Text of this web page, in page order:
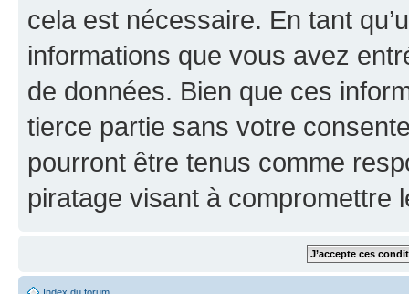
cela est nécessaire. En tant
informations que vous avez
de données. Bien que ces
tierce partie sans votre
pourront être tenus comme
piratage visant à compromettre